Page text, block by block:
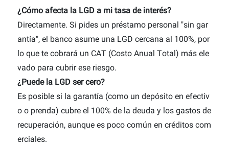
¿Cómo afecta la LGD a mi tasa de interés?
Directamente. Si pides un préstamo personal "sin gar
antía", el banco asume una LGD cercana al 100%, por
lo que te cobrará un CAT (Costo Anual Total) más ele
vado para cubrir ese riesgo.
¿Puede la LGD ser cero?
Es posible si la garantía (como un depósito en efectiv
o o prenda) cubre el 100% de la deuda y los gastos de
recuperación, aunque es poco común en créditos com
erciales.